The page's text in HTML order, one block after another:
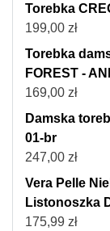
Torebka
199,00 zł
Torebka
FOREST -
169,00 zł
Damska
01-br
247,00 zł
Vera Pelle
Listonoszka
175,99 zł